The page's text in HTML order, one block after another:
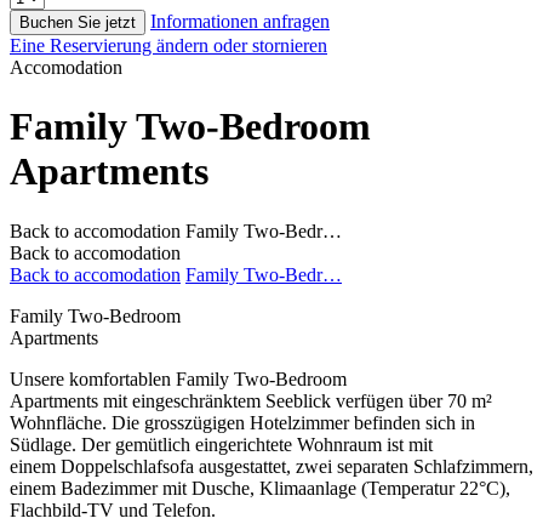
Buchen Sie jetzt
Informationen anfragen
Eine Reservierung ändern oder stornieren
Accomodation
Family Two-Bedroom
Apartments
Back to accomodation Family Two-Bedr…
Back to accomodation
Back to accomodation Family Two-Bedr…
Family Two-Bedroom
Apartments
Unsere komfortablen Family Two-Bedroom
Apartments mit eingeschränktem Seeblick verfügen über 70 m²
Wohnfläche. Die grosszügigen Hotelzimmer befinden sich in
Südlage. Der gemütlich eingerichtete Wohnraum ist mit
einem Doppelschlafsofa ausgestattet, zwei separaten Schlafzimmern,
einem Badezimmer mit Dusche, Klimaanlage (Temperatur 22°C),
Flachbild-TV und Telefon.